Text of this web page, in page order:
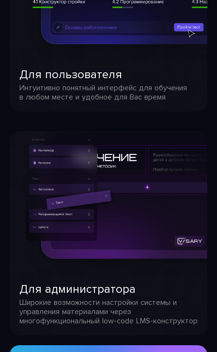
Для пользователя
Интуитивно понятный интерфейс для обучения
в любом месте и удобное для Вас время
Для администратора
Широкие возможности настройки системы и
управления материалами через
многофункциональный low-code LMS-конструктор